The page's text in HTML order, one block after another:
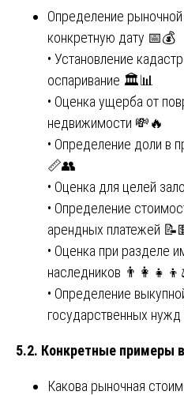
Определение
конкретную дату 📅💰
• Установление
оспаривание 🏛️📊
• Оценка ущерба от
недвижимости 💸🔥
• Определение доли в
📏👥
• Оценка для целей
• Определение
арендных платежей
• Оценка при разделе
наследников
• Определение
государственных
5.2. Конкретные примеры
Какова рыночная